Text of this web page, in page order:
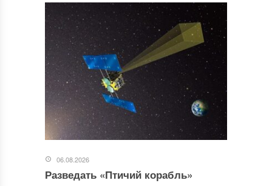
06.08.2026
Разведать «Птичий корабль»